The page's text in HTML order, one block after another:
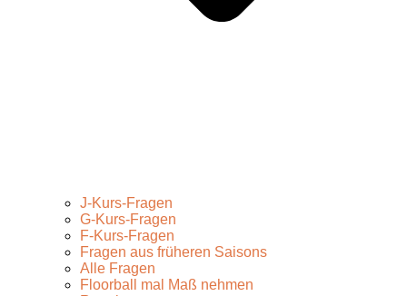
J-Kurs-Fragen
G-Kurs-Fragen
F-Kurs-Fragen
Fragen aus früheren Saisons
Alle Fragen
Floorball mal Maß nehmen